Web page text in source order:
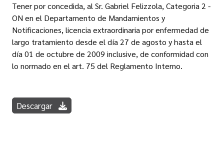
Tener por concedida, al Sr. Gabriel Felizzola, Categoria 2 -
ON en el Departamento de Mandamientos y
Notificaciones, licencia extraordinaria por enfermedad de
largo tratamiento desde el día 27 de agosto y hasta el
día 01 de octubre de 2009 inclusive, de conformidad con
lo normado en el art. 75 del Reglamento Interno.
Descargar